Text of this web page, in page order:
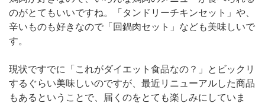
のがとてもいいですね。「タンドリーチキンセット」や、
辛いものも好きなので「回鍋肉セット」なども美味しいで
す。
現状ですでに「これがダイエット食品なの？」とビックリ
するぐらい美味しいのですが、最近リニューアルした商品
もあるということで、届くのをとても楽しみにしていま